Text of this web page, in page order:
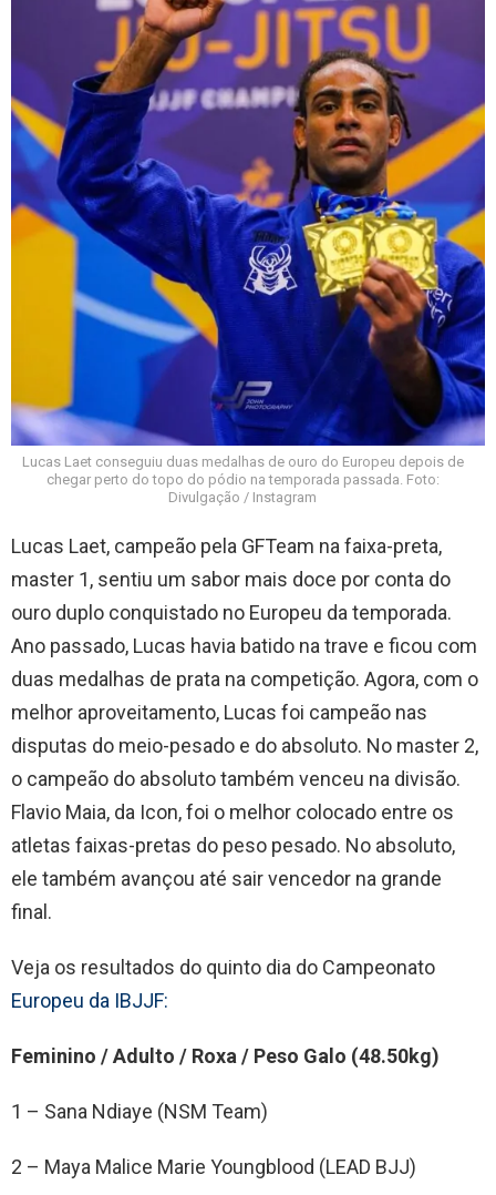
Lucas Laet conseguiu duas medalhas de ouro do Europeu depois de
chegar perto do topo do pódio na temporada passada. Foto:
Divulgação / Instagram
Lucas Laet, campeão pela GFTeam na faixa-preta,
master 1, sentiu um sabor mais doce por conta do
ouro duplo conquistado no Europeu da temporada.
Ano passado, Lucas havia batido na trave e ficou com
duas medalhas de prata na competição. Agora, com o
melhor aproveitamento, Lucas foi campeão nas
disputas do meio-pesado e do absoluto. No master 2,
o campeão do absoluto também venceu na divisão.
Flavio Maia, da Icon, foi o melhor colocado entre os
atletas faixas-pretas do peso pesado. No absoluto,
ele também avançou até sair vencedor na grande
final.
Veja os resultados do quinto dia do Campeonato
Europeu da IBJJF:
Feminino / Adulto / Roxa / Peso Galo (48.50kg)
1 – Sana Ndiaye (NSM Team)
2 – Maya Malice Marie Youngblood (LEAD BJJ)